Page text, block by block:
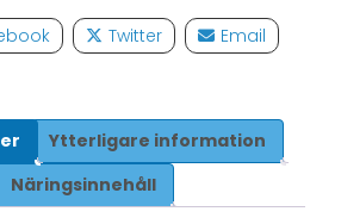
Twitter Email
Ytterligare information
Näringsinnehåll